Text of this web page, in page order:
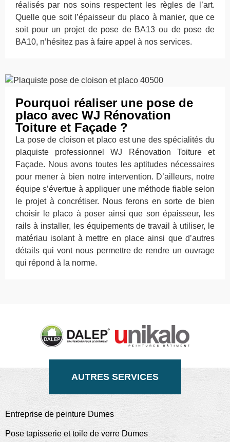
réalisés par nos soins respectent les règles de l’art.
Quelle que soit l’épaisseur du placo à manier, que ce
soit pour un projet de pose de BA13 ou de pose de
BA10, n’hésitez pas à faire appel à nos services.
Pourquoi réaliser une pose de
placo avec WJ Rénovation
Toiture et Façade ?
La pose de cloison et placo est une des spécialités du
plaquiste professionnel WJ Rénovation Toiture et
Façade. Nous avons toutes les aptitudes nécessaires
pour mener à bien notre intervention. D’ailleurs, notre
équipe s’évertue à appliquer une méthode fiable selon
le projet à concrétiser. Nous ferons en sorte de bien
choisir le placo à poser ainsi que son épaisseur, les
rails à installer, les équipements de travail à utiliser, le
matériau isolant à mettre en place ainsi que d’autres
détails qui vont nous permettre de rendre un ouvrage
qui répond à la norme.
AUTRES SERVICES
Entreprise de peinture Dumes
Pose tapisserie et toile de verre Dumes